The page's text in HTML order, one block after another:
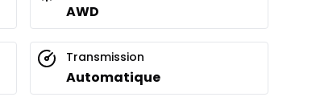
AWD
Transmission
Automatique